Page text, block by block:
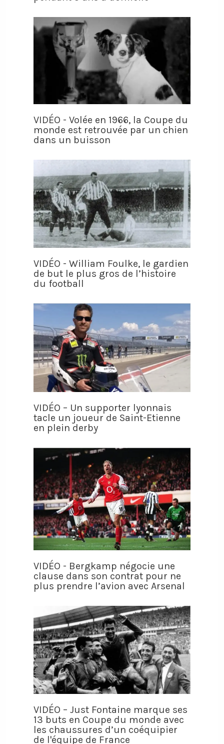
VIDÉO - Volée en 1966, la Coupe du
monde est retrouvée par un chien
dans un buisson
VIDÉO - William Foulke, le gardien
de but le plus gros de l’histoire
du football
VIDÉO – Un supporter lyonnais
tacle un joueur de Saint-Etienne
en plein derby
VIDÉO - Bergkamp négocie une
clause dans son contrat pour ne
plus prendre l’avion avec Arsenal
VIDÉO – Just Fontaine marque ses
13 buts en Coupe du monde avec
les chaussures d’un coéquipier
de l'équipe de France